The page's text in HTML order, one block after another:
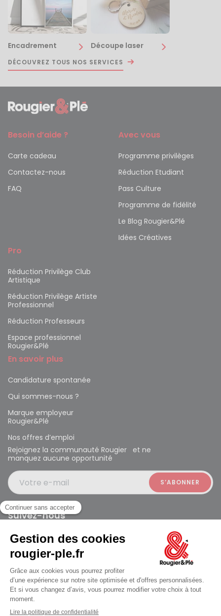
jusqu'au Lundi à 09:30
Encadrement Découpe laser
DÉCOUVREZ TOUS NOS SERVICES
Besoin d’aide ?
Carte cadeau
Contactez-nous
FAQ
Avec vous
Programme privilèges
Réduction Etudiant
Pass Culture
Programme de fidélité
Le Blog Rougier&Plé
Idées Créatives
Pro
Réduction Privilège Club
Artistique
Réduction Privilège Artiste
Professionnel
Réduction Professeurs
Espace professionnel
Rougier&Plé
En savoir plus
Candidature spontanée
Qui sommes-nous ?
Marque employeur
Rougier&Plé
Nos offres d’emploi
Rejoignez la communauté Rougier et ne
manquez aucune opportunité
Votre e-mail
Suivez-nous
Rougier et Plé 2024 Copyright